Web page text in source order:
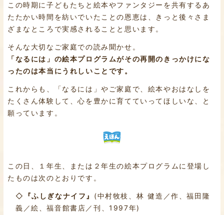
この時期に子どもたちと絵本やファンタジーを共有するあ
たたかい時間を紡いでいたことの恩恵は、きっと後々さま
ざまなところで実感されることと思います。
そんな大切なご家庭での読み聞かせ。
「なるには」の絵本プログラムがその再開のきっかけにな
ったのは本当にうれしいことです。
これからも、「なるには」やご家庭で、絵本やおはなしを
たくさん体験して、心を豊かに育てていってほしいな、と
願っています。
この日、１年生、または２年生の絵本プログラムに登場し
たものは次のとおりです。
◇ 『ふしぎなナイフ』 (中村牧枝、林 健造／作、福田隆
義／絵、福音館書店／刊、1997年)